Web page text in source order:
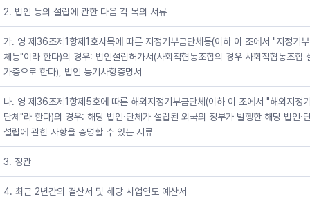
2. 법인 등의 설립에 관한 다음 각 목의 서류
가. 영 제36조제1항제1호사목에 따른 지정기부금단체등(이하 이 조에서 "지정기
체등"이라 한다)의 경우: 법인설립허가서(사회적협동조합의 경우 사회적협동조합
가증으로 한다), 법인 등기사항증명서
나. 영 제36조제1항제5호에 따른 해외지정기부금단체(이하 이 조에서 "해외지정
단체"라 한다)의 경우: 해당 법인·단체가 설립된 외국의 정부가 발행한 해당 법인·
설립에 관한 사항을 증명할 수 있는 서류
3. 정관
4. 최근 2년간의 결산서 및 해당 사업연도 예산서